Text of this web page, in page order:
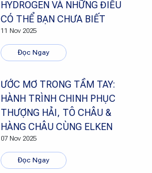
HYDROGEN VÀ NHỮNG ĐIỀU
CÓ THỂ BẠN CHƯA BIẾT
11 Nov 2025
Đọc Ngay
ƯỚC MƠ TRONG TẦM TAY:
HÀNH TRÌNH CHINH PHỤC
THƯỢNG HẢI, TÔ CHÂU &
HÀNG CHÂU CÙNG ELKEN
07 Nov 2025
Đọc Ngay